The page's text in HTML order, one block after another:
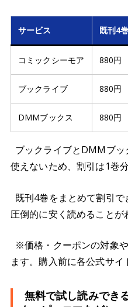
サービス 既刊4
コミックシーモア 880円
ブックライブ 880円
DMMブックス 880円
ブックライブとDMMブ
使えないため、割引は1巻
既刊4巻をまとめて割引
圧倒的に安く読めることが
※価格・クーポンの対象
ます。購入前に各公式サイ
無料で試し読みでき